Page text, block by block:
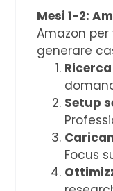
Mesi 1-2:
Amazon
generare
Setup
Focus